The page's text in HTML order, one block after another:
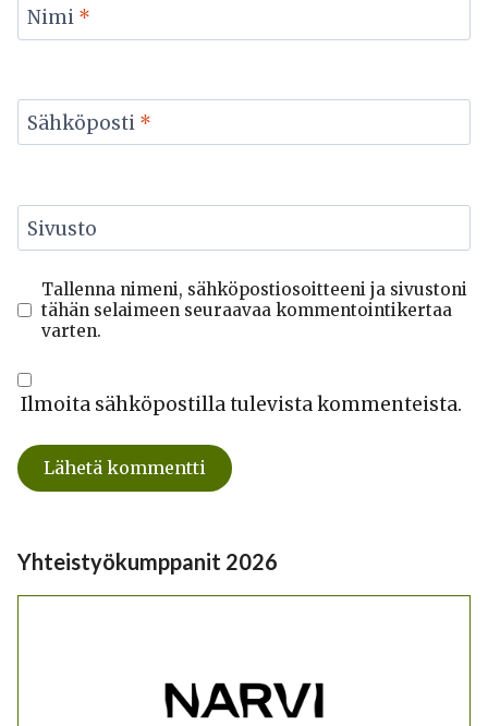
Nimi *
Sähköposti *
Sivusto
Tallenna nimeni, sähköpostiosoitteeni ja sivustoni
tähän selaimeen seuraavaa kommentointikertaa
varten.
Ilmoita sähköpostilla tulevista kommenteista.
Yhteistyökumppanit 2026